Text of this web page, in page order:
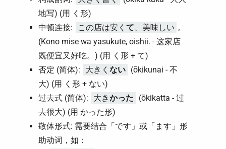
地写) (用 く形)
中顿连接:
この店は安く て、美味しい 。
(Kono mise wa yasukute, oishii. - 这家店
既便宜又好吃。) (用 く形 + て)
否定 (简体):
大きく ない (ōkikunai - 不
大) (用 く形 + ない)
过去式 (简体):
大きかった
(ōkikatta - 过
去很大) (用 かった形)
敬体形式: 需要结合「です」或「ます」形
助动词，如：